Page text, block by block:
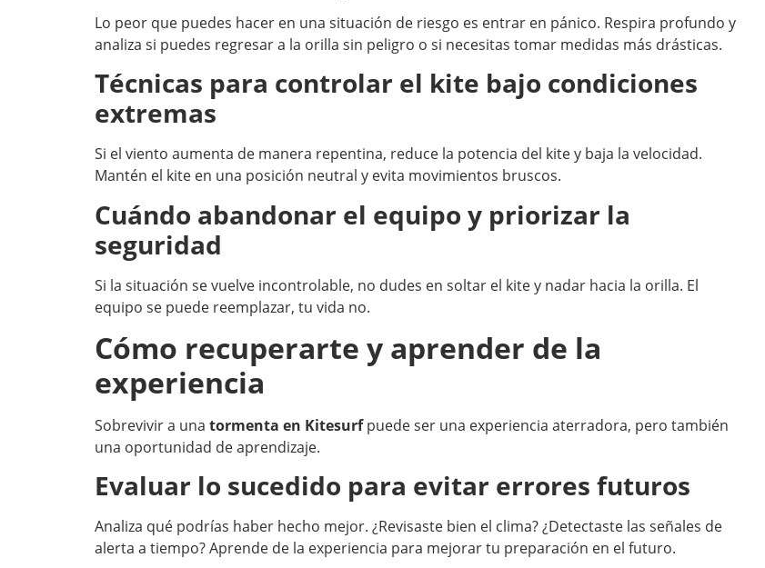
Lo peor que puedes hacer en una situación de riesgo es entrar en pánico. Respira profundo y
analiza si puedes regresar a la orilla sin peligro o si necesitas tomar medidas más drásticas.
Técnicas para controlar el kite bajo condiciones
extremas
Si el viento aumenta de manera repentina, reduce la potencia del kite y baja la velocidad.
Mantén el kite en una posición neutral y evita movimientos bruscos.
Cuándo abandonar el equipo y priorizar la
seguridad
Si la situación se vuelve incontrolable, no dudes en soltar el kite y nadar hacia la orilla. El
equipo se puede reemplazar, tu vida no.
Cómo recuperarte y aprender de la
experiencia
Sobrevivir a una tormenta en Kitesurfpuede ser una experiencia aterradora, pero también
una oportunidad de aprendizaje.
Evaluar lo sucedido para evitar errores futuros
Analiza qué podrías haber hecho mejor. ¿Revisaste bien el clima? ¿Detectaste las señales de
alerta a tiempo? Aprende de la experiencia para mejorar tu preparación en el futuro.